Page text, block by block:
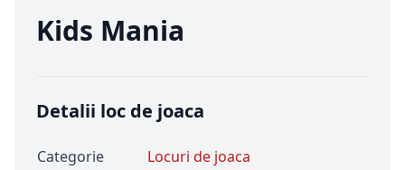
Kids Mania
Detalii loc de joaca
Categorie Locuri de joaca